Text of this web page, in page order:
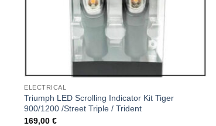
ELECTRICAL
Triumph LED Scrolling Indicator Kit Tiger
900/1200 /Street Triple / Trident
169,00€